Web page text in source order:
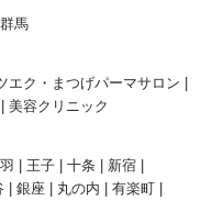
群馬
エク・まつげパーマサロン
美容クリニック
王子 十条
新宿
銀座 丸の内
有楽町